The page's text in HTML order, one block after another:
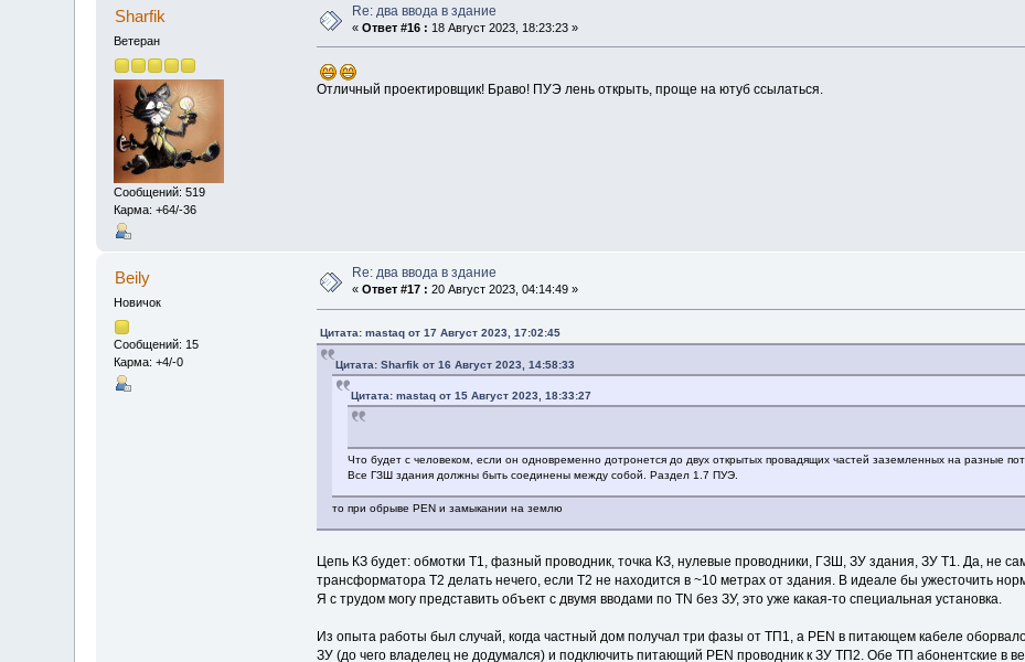
Sharfik
Ветеран
Сообщений: 519
Карма: +64/-36
Re: два ввода в здание
«Ответ #16 : 18 Август 2023, 18:23:23 »
Отличный проектировщик! Браво! ПУЭ лень открыть, проще на ютуб ссылаться.
Beily
Новичок
Сообщений: 15
Карма: +4/-0
Re: два ввода в здание
«Ответ #17 : 20 Август 2023, 04:14:49 »
Цитата: mastaq от 17 Август 2023, 17:02:45
Цитата: Sharfik от 16 Август 2023, 14:58:33
Цитата: mastaq от 15 Август 2023, 18:33:27
Что будет с человеком, если он одновременно дотронется до двух открытых провадящих частей заземленных на разные
Все ГЗШ здания должны быть соединены между собой. Раздел 1.7 ПУЭ.
то при обрыве PEN и замыкании на землю
Цепь КЗ будет: обмотки Т1, фазный проводник, точка КЗ, нулевые проводники, ГЗШ, ЗУ здания, ЗУ Т1. Да, не
трансформатора Т2 делать нечего, если Т2 не находится в ~10 метрах от здания. В идеале бы ужесточить
Я с трудом могу представить объект с двумя вводами по TN без ЗУ, это уже какая-то специальная установка.
Из опыта работы был случай, когда частный дом получал три фазы от ТП1, а PEN в питающем кабеле
ЗУ (до чего владелец не додумался) и подключить питающий PEN проводник к ЗУ ТП2. Обе ТП абонентские в